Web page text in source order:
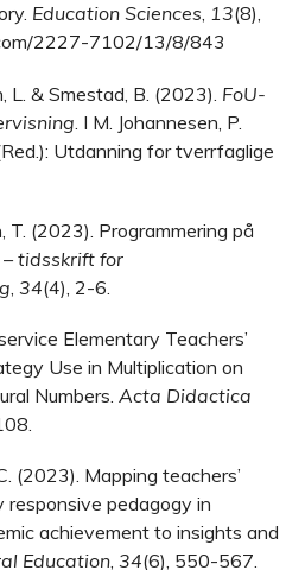
Education Sciences, 13(8),
2227-7102/13/8/843
L. & Smestad, B. (2023). FoU-
. I M. Johannesen, P.
Utdanning for tverrfaglige
T. (2023). Programmering på
tidsskrift for
34(4), 2-6.
Elementary Teachers’
Use in Multiplication on
Numbers. Acta Didactica
(2023). Mapping teachers’
responsive pedagogy in
achievement to insights and
Education, 34(6), 550-567.